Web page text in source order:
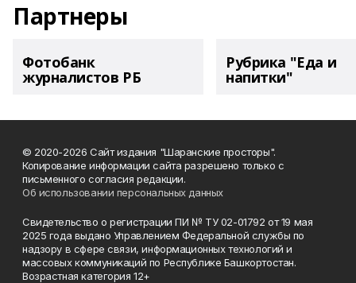
Партнеры
Фотобанк
журналистов РБ
Рубрика "Еда и
напитки"
© 2020-2026 Сайт издания "Шаранские просторы".
Копирование информации сайта разрешено только с
письменного согласия редакции.
Об использовании персональных данных
Свидетельство о регистрации ПИ № ТУ 02-01792 от 19 мая
2025 года выдано Управлением Федеральной службы по
надзору в сфере связи, информационных технологий и
массовых коммуникаций по Республике Башкортостан.
Возрастная категория 12+